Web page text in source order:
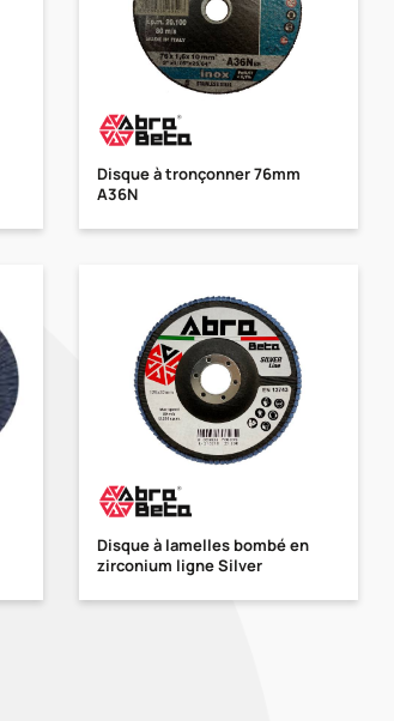
Disque à tronçonner 76mm
A36N
Disque à lamelles bombé en
zirconium ligne Silver